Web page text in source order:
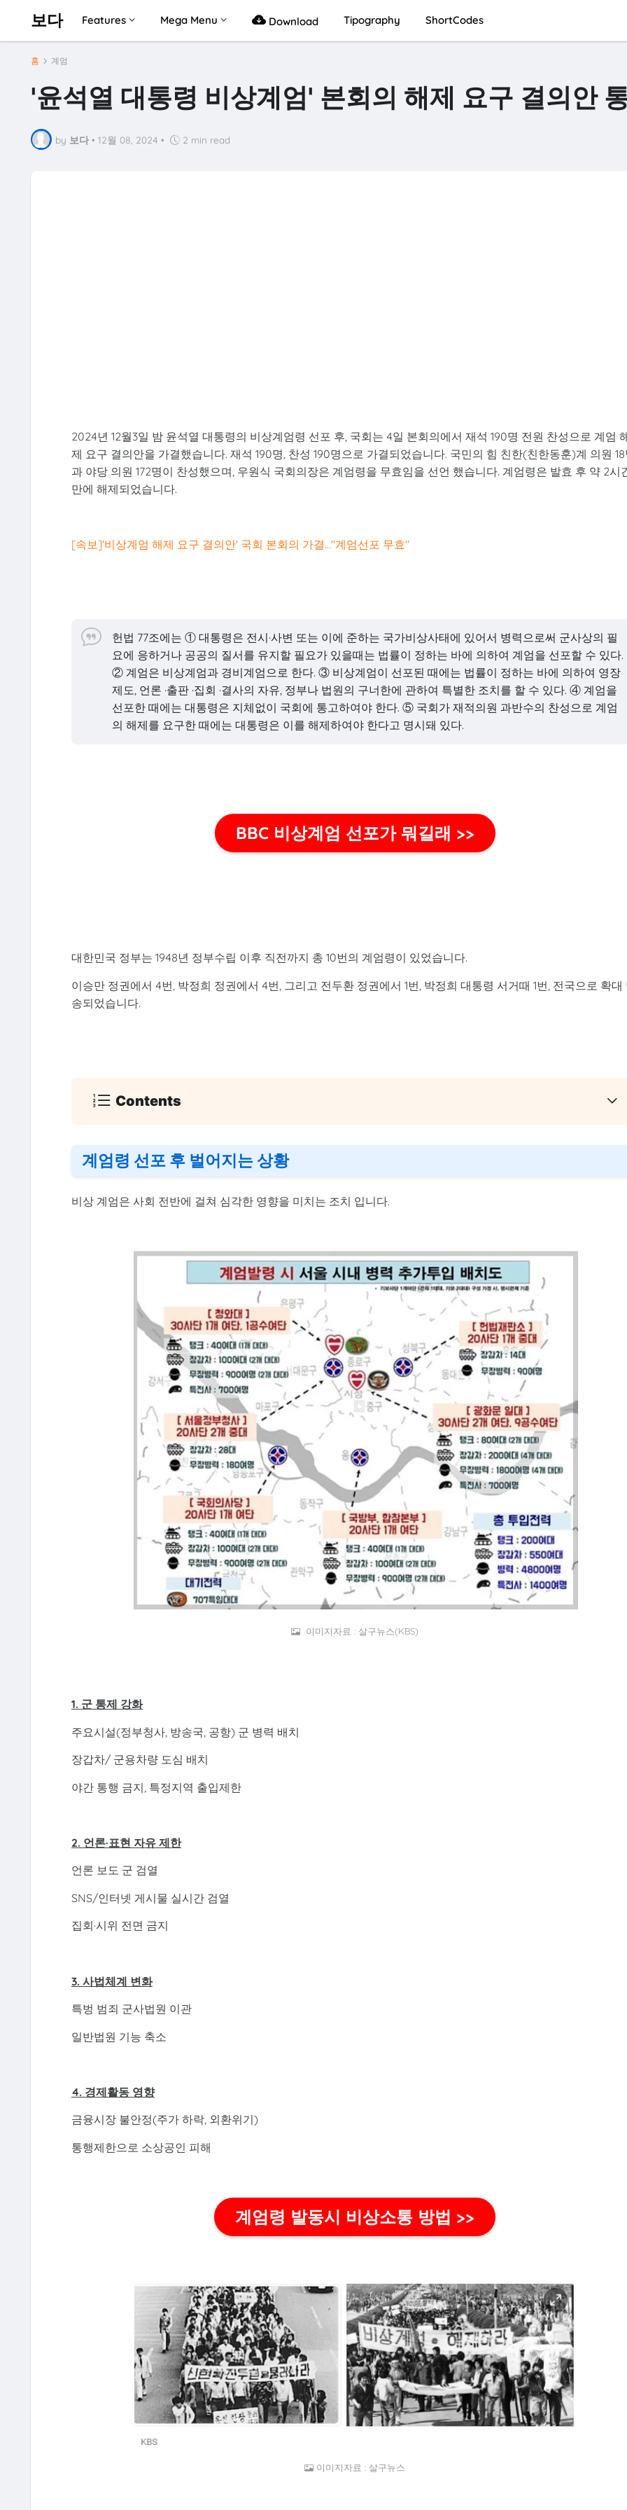
보다 Features Mega Menu Download Tipography ShortCodes
홈 계엄
'윤석열 대통령 비상계엄' 본회의 해제 요구 결의안
by 보다 • 12월 08, 2024 • 2 min read
2024년 12월3일 밤 윤석열 대통령의 비상계엄령 선포 후, 국회는 4일 본회의에서 재석 190명 전원 찬성으로 계엄
제 요구 결의안을 가결했습니다. 재석 190명, 찬성 190명으로 가결되었습니다. 국민의 힘 친한(친한동훈)계 의원
과 야당 의원 172명이 찬성했으며, 우원식 국회의장은 계엄령을 무효임을 선언 했습니다. 계엄령은 발효 후 약 2시
만에 해제되었습니다.
[속보]'비상계엄 해제 요구 결의안' 국회 본회의 가결..."계엄선포 무효"
헌법 77조에는 ① 대통령은 전시·사변 또는 이에 준하는 국가비상사태에 있어서 병력으로써 군사상의 필
요에 응하거나 공공의 질서를 유지할 필요가 있을때는 법률이 정하는 바에 의하여 계엄을 선포할 수 있다.
② 계엄은 비상계엄과 경비계엄으로 한다. ③ 비상계엄이 선포된 때에는 법률이 정하는 바에 의하여 영장
제도, 언론 ·출판 ·집회 ·결사의 자유, 정부나 법원의 구너한에 관하여 특별한 조치를 할 수 있다. ④ 계엄을
선포한 때에는 대통령은 지체없이 국회에 통고하여야 한다. ⑤ 국회가 재적의원 과반수의 찬성으로 계엄
의 해제를 요구한 때에는 대통령은 이를 해제하여야 한다고 명시돼 있다.
BBC 비상계엄 선포가 뭐길래 >>
대한민국 정부는 1948년 정부수립 이후 직전까지 총 10번의 계엄령이 있었습니다.
이승만 정권에서 4번, 박정희 정권에서 4번, 그리고 전두환 정권에서 1번, 박정희 대통령 서거때 1번, 전국으로 확대
송되었습니다.
Contents
계엄령 선포 후 벌어지는 상황
비상 계엄은 사회 전반에 걸쳐 심각한 영향을 미치는 조치 입니다.
이미지자료 : 살구뉴스(KBS)
1. 군 통제 강화
주요시설(정부청사, 방송국, 공항) 군 병력 배치
장갑차/ 군용차량 도심 배치
야간 통행 금지, 특정지역 출입제한
2. 언론·표현 자유 제한
언론 보도 군 검열
SNS/인터넷 게시물 실시간 검열
집회·시위 전면 금지
3. 사법체계 변화
특벙 범죄 군사법원 이관
일반법원 기능 축소
4. 경제활동 영향
금융시장 불안정(주가 하락, 외환위기)
통행제한으로 소상공인 피해
계엄령 발동시 비상소통 방법 >>
이미지자료 : 살구뉴스